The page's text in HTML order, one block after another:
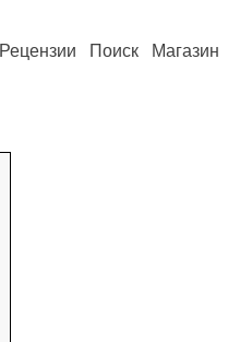
Рецензии Поиск Магазин